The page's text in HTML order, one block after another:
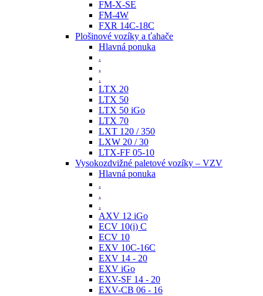
FM-X-SE
FM-4W
FXR 14C-18C
Plošinové vozíky a ťahače
Hlavná ponuka
.
.
.
LTX 20
LTX 50
LTX 50 iGo
LTX 70
LXT 120 / 350
LXW 20 / 30
LTX-FF 05-10
Vysokozdvižné paletové vozíky – VZV
Hlavná ponuka
.
.
.
AXV 12 iGo
ECV 10(i) C
ECV 10
EXV 10C-16C
EXV 14 - 20
EXV iGo
EXV-SF 14 - 20
EXV-CB 06 - 16